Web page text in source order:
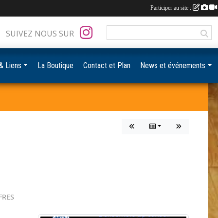
SUIVEZ NOUS SUR
Liens La Boutique Contact et Plan News et événements
Participer au site :